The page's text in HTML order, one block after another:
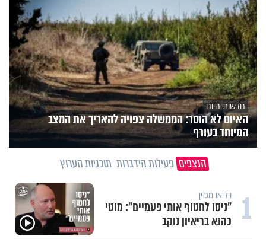
חדשות היום
האיום לא הוסר: הממשלה צפויה להאריך את המצב
המיוחד בעורף
הנצפים פעילות הידברות תוכניות הערוץ
1
מזוזות, ציציות וספרים מחזקים:
המיזם שיביא שמירה רוחנית לאלפי
חיילי צה"ל